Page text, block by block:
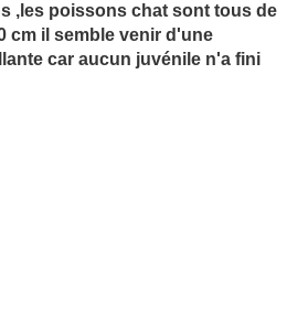
,les poissons chat sont tous de
cm il semble venir d'une
car aucun juvénile n'a fini